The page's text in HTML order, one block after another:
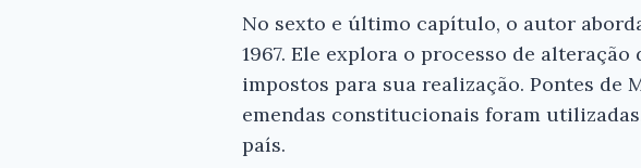
No sexto e último capítulo, o autor
1967. Ele explora o processo de
impostos para sua realização. Pontes de
emendas constitucionais foram
país.